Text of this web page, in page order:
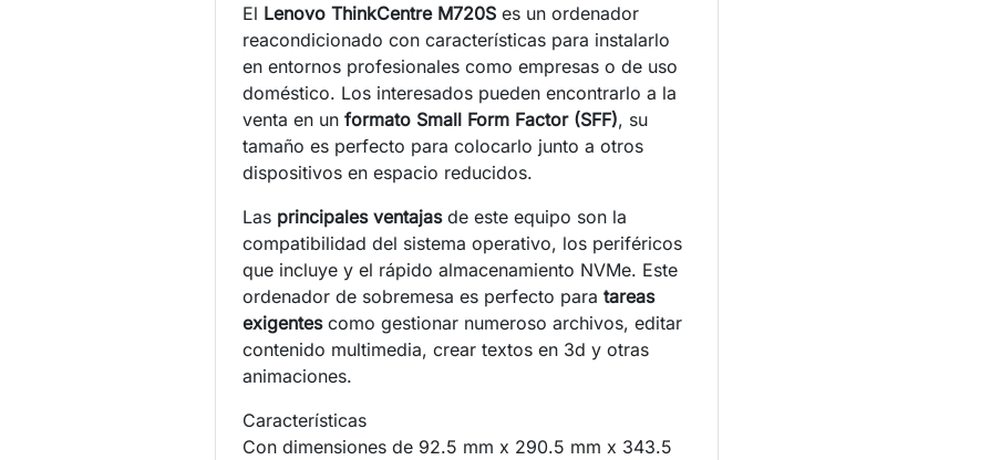
El Lenovo ThinkCentre M720Ses un ordenador
reacondicionado con características para instalarlo
en entornos profesionales como empresas o de uso
doméstico. Los interesados pueden encontrarlo a la
venta en unformato Small Form Factor (SFF), su
tamaño es perfecto para colocarlo junto a otros
dispositivos en espacio reducidos.
Las principales ventajasde este equipo son la
compatibilidad del sistema operativo, los periféricos
que incluye y el rápido almacenamiento NVMe. Este
ordenador de sobremesa es perfecto paratareas
exigentescomo gestionar numeroso archivos, editar
contenido multimedia, crear textos en 3d y otras
animaciones.
Características
Con dimensiones de 92.5 mm x 290.5 mm x 343.5